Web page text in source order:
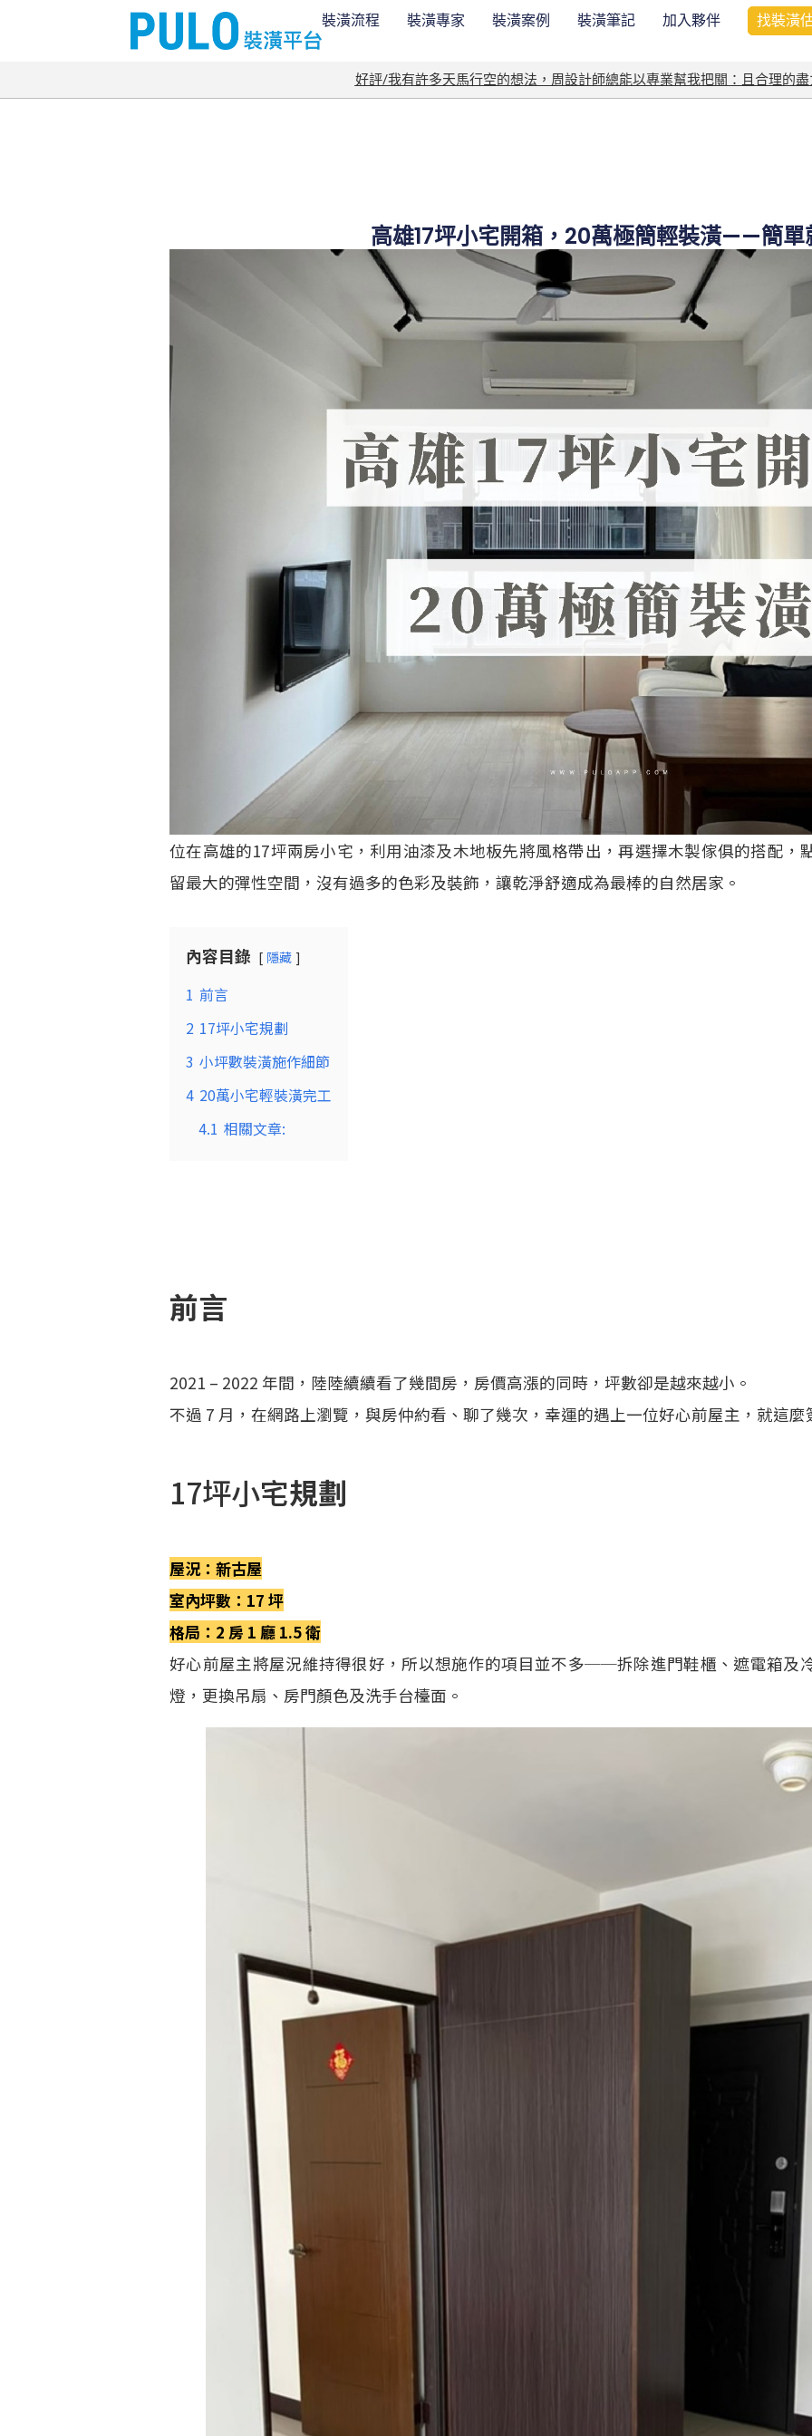
裝潢流程 裝潢專家 裝潢案例 裝潢筆記 加入夥伴 找裝潢
好評/我有許多天馬行空的想法，周設計師總能以專業幫我把關：且合理的盡
高雄17坪小宅開箱，20萬極簡輕裝潢——簡單
位在高雄的17坪兩房小宅，利用油漆及木地板先將風格帶出，再選擇木製傢俱的搭配，
留最大的彈性空間，沒有過多的色彩及裝飾，讓乾淨舒適成為最棒的自然居家。
內容目錄 隱藏
1 前言
2 17坪小宅規劃
3 小坪數裝潢施作細節
4 20萬小宅輕裝潢完工
4.1 相關文章:
前言
2021 – 2022 年間，陸陸續續看了幾間房，房價高漲的同時，坪數卻是越來越小。
不過 7 月，在網路上瀏覽，與房仲約看、聊了幾次，幸運的遇上一位好心前屋主，就這麼
17坪小宅規劃
屋況：新古屋
室內坪數：17 坪
格局：2 房 1 廳 1.5 衛
好心前屋主將屋況維持得很好，所以想施作的項目並不多──拆除進門鞋櫃、遮電箱及
燈，更換吊扇、房門顏色及洗手台檯面。